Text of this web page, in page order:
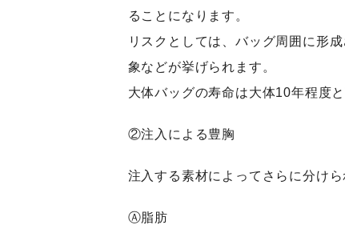
ることになります。
リスクとしては、バッグ周囲に形
象などが挙げられます。
大体バッグの寿命は大体10年程度
②注入による豊胸
注入する素材によってさらに分けら
Ⓐ脂肪